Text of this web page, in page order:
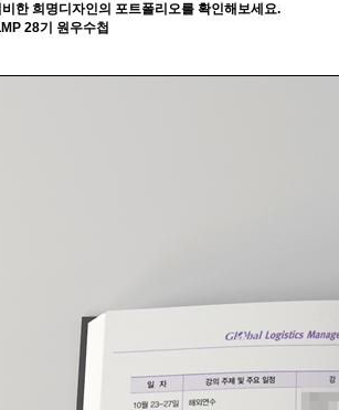
한 희명디자인의 포트폴리오를 확인해보세요.
28기 원우수첩